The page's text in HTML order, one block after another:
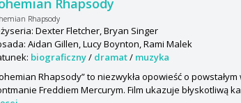
Rhapsody
Rhapsody
Dexter Fletcher, Bryan Singer
Aidan Gillen, Lucy Boynton, Rami Malek
biograficzny/ dramat/ muzyka
Rhapsody” to niezwykła opowieść o
Freddiem Mercurym. Film ukazuje błyskotliwą